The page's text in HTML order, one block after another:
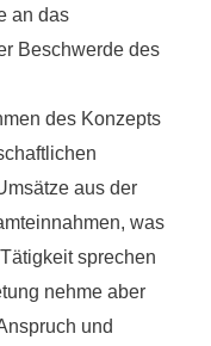
an das
Beschwerde des
des Konzepts
aus der
was
sprechen
nehme aber
und